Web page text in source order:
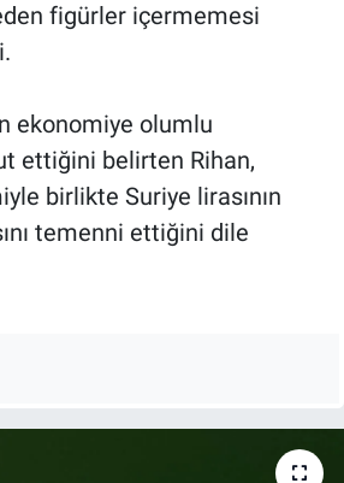
figürler içermemesi
ekonomiye olumlu
ettiğini belirten Rihan,
birlikte Suriye lirasının
temenni ettiğini dile